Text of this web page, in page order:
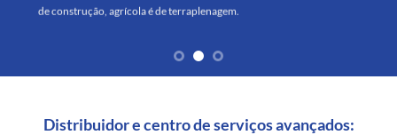
de construção, agrícola é de terraplenagem.
Distribuidor e centro de serviços avançados: